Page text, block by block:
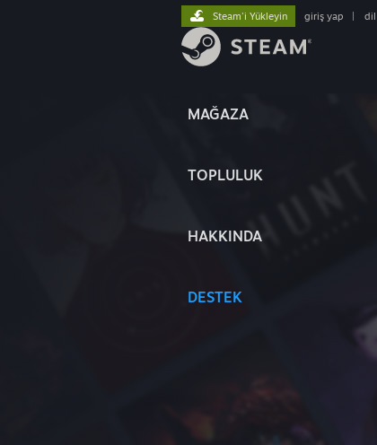
MAĞAZA
TOPLULUK
HAKKINDA
DESTEK
Steam'i Yükleyin giriş yap dil